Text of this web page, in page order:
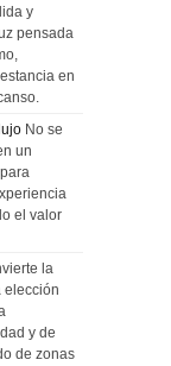
y
pensada
en
No se
un
el valor
la
elección
y de
de zonas